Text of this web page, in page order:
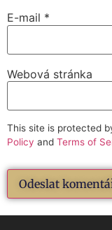
E-mail *
Webová stránka
This site is protected
Policy and Terms of